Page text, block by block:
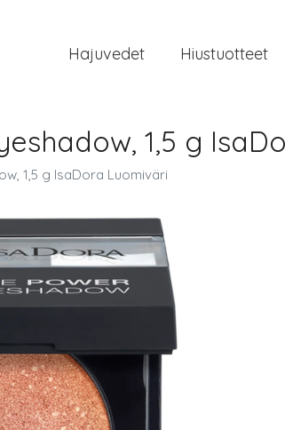
Hajuvedet Hiustuotteet
1,5 g
1,5 g IsaDora Luomiväri